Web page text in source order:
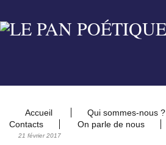
Accueil Qui sommes-nous ?
Contacts
On parle de nous
21 février 2017